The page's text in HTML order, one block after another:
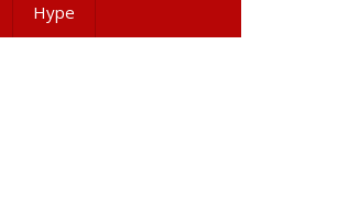
Hype